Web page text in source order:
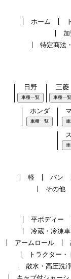
ホーム
特定商法
日野
車種一覧
三菱
車種一覧
ホンダ
車種一覧
軽
バン
その他
平ボディー
冷蔵・冷凍車
アームロール
トラクター・
散水・高圧洗